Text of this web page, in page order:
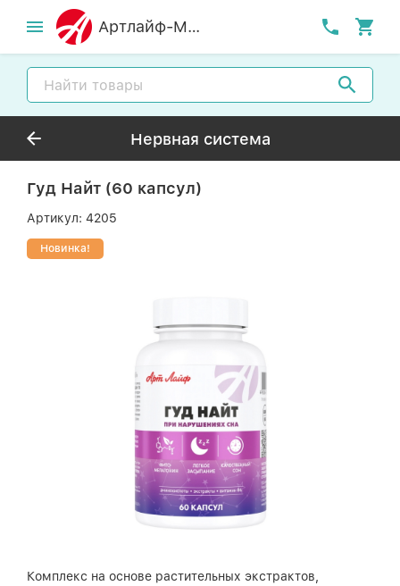
Артлайф-MСК
Нервная система
Гуд Найт (60 капсул)
Артикул: 4205
Новинка!
Комплекс на основе растительных экстрактов,